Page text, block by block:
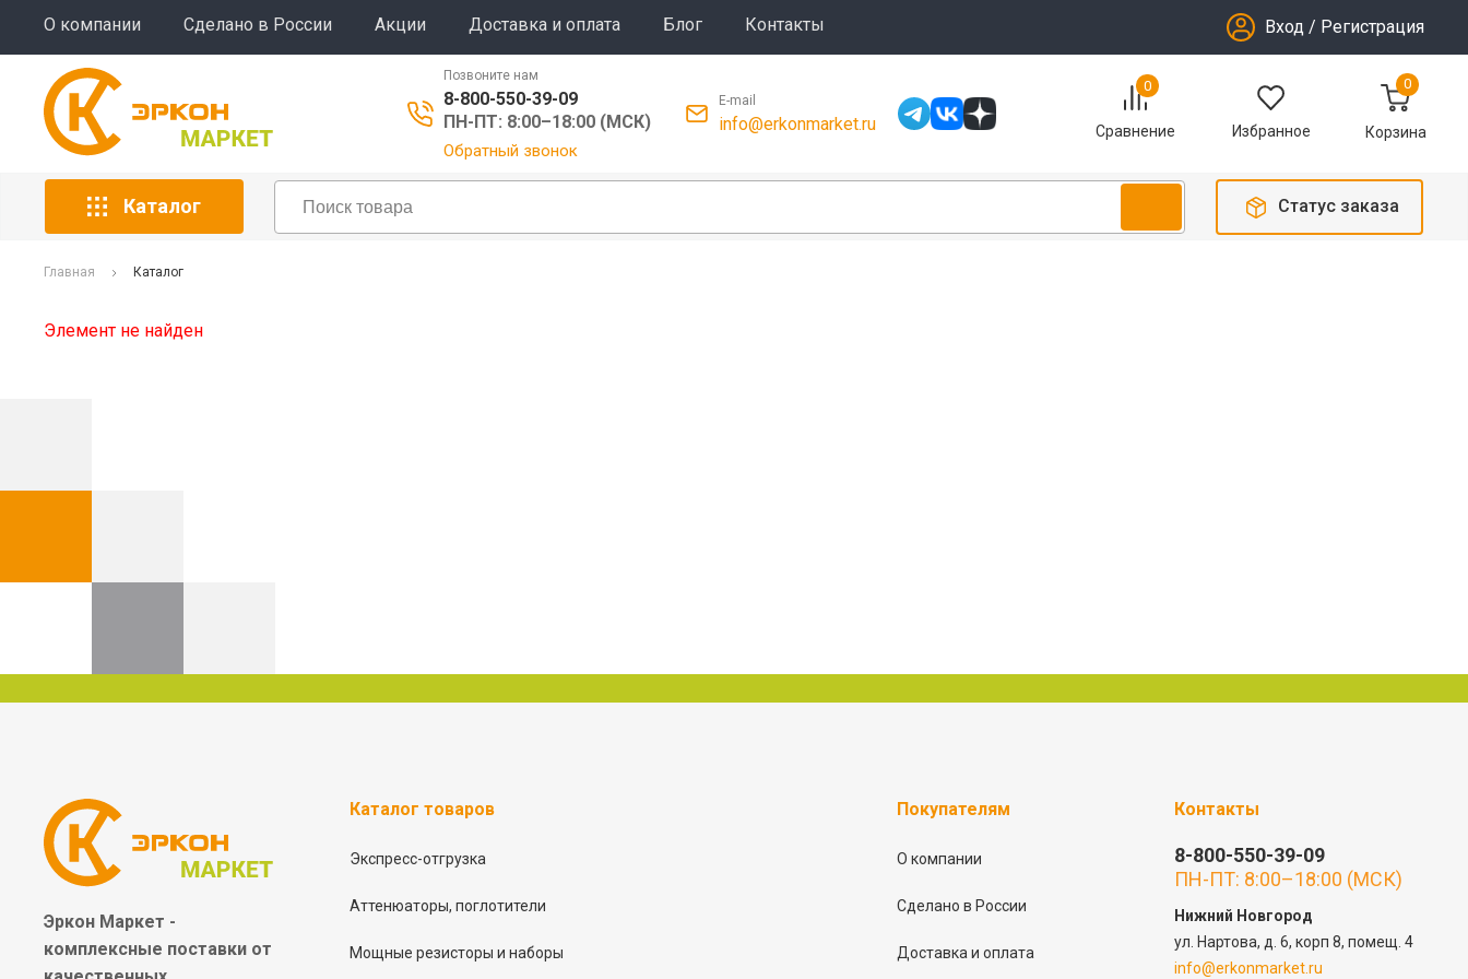
О компании Сделано в России Акции Доставка и оплата Блог Контакты Вход / Регистрация
Позвоните нам
8-800-550-39-09
ПН-ПТ: 8:00–18:00 (МСК)
Обратный звонок
E-mail
info@erkonmarket.ru
0
Сравнение Избранное
0
Корзина
Каталог Статус заказа
Главная Каталог
Элемент не найден
Эркон Маркет -
комплексные поставки от
Каталог товаров
Экспресс-отгрузка
Аттенюаторы, поглотители
Мощные резисторы и наборы
Покупателям
О компании
Сделано в России
Доставка и оплата
Контакты
8-800-550-39-09
ПН-ПТ: 8:00–18:00 (МСК)
Нижний Новгород
ул. Нартова, д. 6, корп 8, помещ. 4
info@erkonmarket.ru